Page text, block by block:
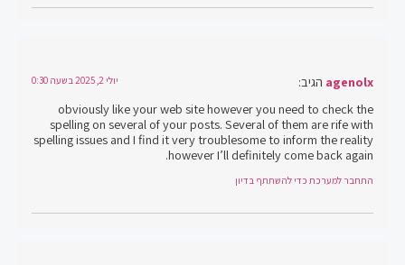
agenolx הגיב: יולי 2, 2025 בשעה 0:30
obviously like your web site however you need to check the
spelling on several of your posts. Several of them are rife with
spelling issues and I find it very troublesome to inform the reality
however I’ll definitely come back again.
התחבר למערכת כדי להשתתף בדיון